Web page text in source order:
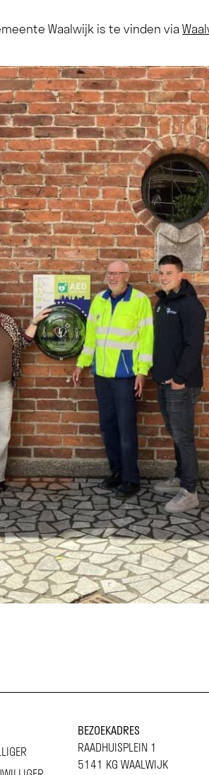
Waalwijk is te vinden via
BEZOEKADRES
RAADHUISPLEIN 1
5141 KG WAALWIJK